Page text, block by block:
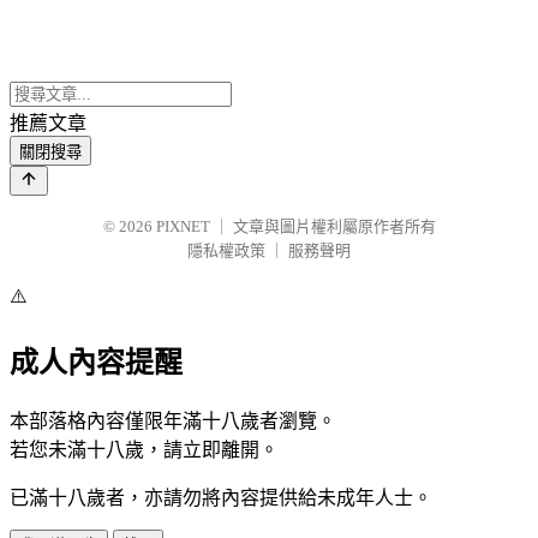
推薦文章
關閉搜尋
© 2026 PIXNET
文章與圖片權利屬原作者所有
隱私權政策
服務聲明
⚠️
成人內容提醒
本部落格內容僅限年滿十八歲者瀏覽。
若您未滿十八歲，請立即離開。
已滿十八歲者，亦請勿將內容提供給未成年人士。